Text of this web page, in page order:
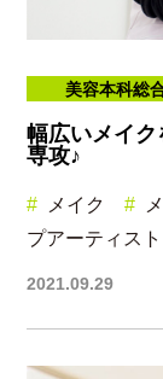
美容本科総
幅広いメイ
専攻♪
メイク
プアーティスト
2021.09.29